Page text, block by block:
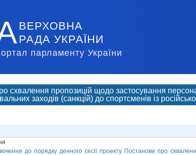
ВЕРХОВНА
РАДА УКРАЇНИ
парламенту України
схвалення пропозицій щодо застосування
заходів (санкцій) до спортсменів із
до порядку денного сесії проекту Постанови про